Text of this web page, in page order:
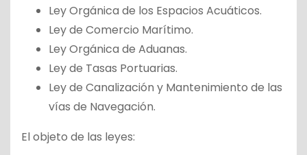
Ley Orgánica de los Espacios Acuáticos.
Ley de Comercio Marítimo.
Ley Orgánica de Aduanas.
Ley de Tasas Portuarias.
Ley de Canalización y Mantenimiento de las
vías de Navegación.
El objeto de las leyes: